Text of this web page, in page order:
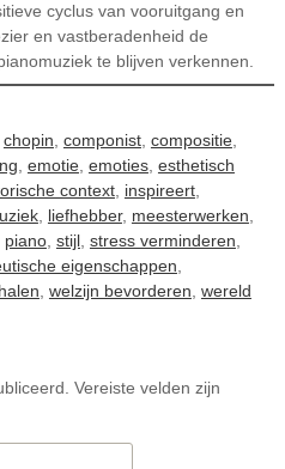
cyclus van vooruitgang en
en vastberadenheid de
te blijven verkennen.
chopin componist, compositie,
emotie, emoties, esthetisch
context, inspireert,
, liefhebber, meesterwerken
piano, stijl, stress verminderen
eigenschappen
welzijn bevorderen wereld
Vereiste velden zijn